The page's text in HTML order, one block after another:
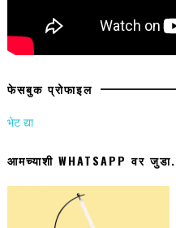
फेसबुक प्रोफाइल
भेट द्या
आमच्याशी WHATSAPP वर जुडा.